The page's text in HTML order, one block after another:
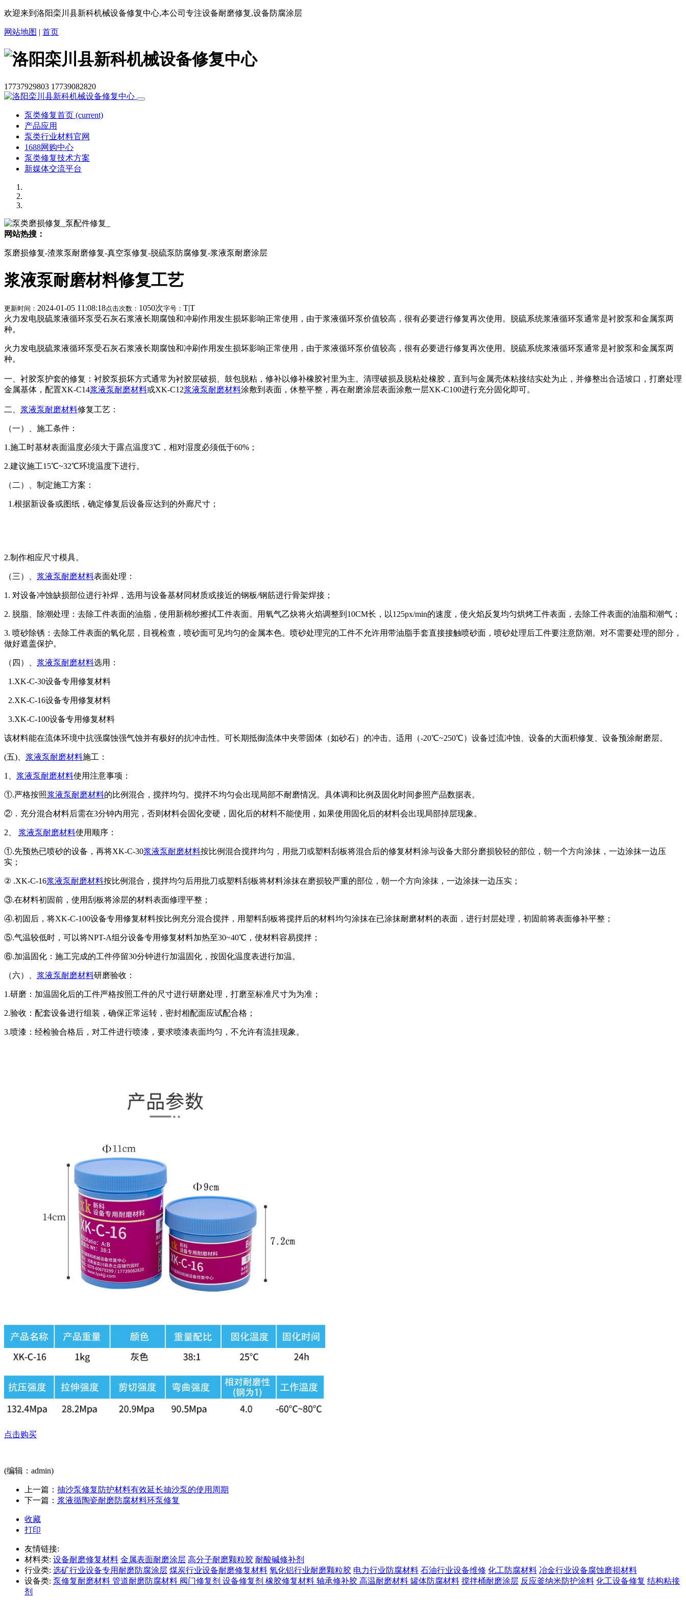
欢迎来到洛阳栾川县新科机械设备修复中心,本公司专注设备耐磨修复,设备防腐涂层
网站地图 | 首页
17737929803 17739082820
泵类修复首页 (current)
产品应用
泵类行业材料官网
1688网购中心
泵类修复技术方案
新媒体交流平台
网站热搜：
泵磨损修复-渣浆泵耐磨修复-真空泵修复-脱硫泵防腐修复-浆液泵耐磨涂层
浆液泵耐磨材料修复工艺
更新时间： 2024-01-05 11:08:18点击次数： 1050次字号： T|T
火力发电脱硫浆液循环泵受石灰石浆液长期腐蚀和冲刷作用发生损坏影响正常使用，由于浆液循环泵价值较高，很有必要进行修复再次使用。脱硫系统浆液循环泵通常是衬胶泵和金属泵两
种。
火力发电脱硫浆液循环泵受石灰石浆液长期腐蚀和冲刷作用发生损坏影响正常使用，由于浆液循环泵价值较高，很有必要进行修复再次使用。脱硫系统浆液循环泵通常是衬胶泵和金属泵两
种。
一、衬胶泵护套的修复：衬胶泵损坏方式通常为衬胶层破损、鼓包脱粘，修补以修补橡胶衬里为主。清理破损及脱粘处橡胶，直到与金属壳体粘接结实处为止，并修整出合适坡口，打磨处理
金属基体，配置XK-C14浆液泵耐磨材料或XK-C12浆液泵耐磨材料涂敷到表面，休整平整，再在耐磨涂层表面涂敷一层XK-C100进行充分固化即可。
二、 浆液泵耐磨材料修复工艺：
（一）、施工条件：
1.施工时基材表面温度必须大于露点温度3℃，相对湿度必须低于60%；
2.建议施工15℃~32℃环境温度下进行。
（二）、制定施工方案：
1.根据新设备或图纸，确定修复后设备应达到的外廊尺寸；
2.制作相应尺寸模具。
（三）、 浆液泵耐磨材料表面处理：
1. 对设备冲蚀缺损部位进行补焊，选用与设备基材同材质或接近的钢板/钢筋进行骨架焊接；
2. 脱脂、除潮处理：去除工件表面的油脂，使用新棉纱擦拭工件表面。用氧气乙炔将火焰调整到10CM长，以125px/min的速度，使火焰反复均匀烘烤工件表面，去除工件表面的油脂和潮气；
3. 喷砂除锈：去除工件表面的氧化层，目视检查，喷砂面可见均匀的金属本色。喷砂处理完的工件不允许用带油脂手套直接接触喷砂面，喷砂处理后工件要注意防潮。对不需要处理的部分，
做好遮盖保护。
（四）、 浆液泵耐磨材料选用：
1.XK-C-30设备专用修复材料
2.XK-C-16设备专用修复材料
3.XK-C-100设备专用修复材料
该材料能在流体环境中抗强腐蚀强气蚀并有极好的抗冲击性。可长期抵御流体中夹带固体（如砂石）的冲击。适用（-20℃~250℃）设备过流冲蚀、设备的大面积修复、设备预涂耐磨层。
(五)、 浆液泵耐磨材料施工：
1、 浆液泵耐磨材料使用注意事项：
①.严格按照浆液泵耐磨材料的比例混合，搅拌均匀。搅拌不均匀会出现局部不耐磨情况。具体调和比例及固化时间参照产品数据表。
②．充分混合材料后需在3分钟内用完，否则材料会固化变硬，固化后的材料不能使用，如果使用固化后的材料会出现局部掉层现象。
2、 浆液泵耐磨材料使用顺序：
①.先预热已喷砂的设备，再将XK-C-30浆液泵耐磨材料按比例混合搅拌均匀，用批刀或塑料刮板将混合后的修复材料涂与设备大部分磨损较轻的部位，朝一个方向涂抹，一边涂抹一边压
实；
② .XK-C-16浆液泵耐磨材料按比例混合，搅拌均匀后用批刀或塑料刮板将材料涂抹在磨损较严重的部位，朝一个方向涂抹，一边涂抹一边压实；
③.在材料初固前，使用刮板将涂层的材料表面修理平整；
④.初固后，将XK-C-100设备专用修复材料按比例充分混合搅拌，用塑料刮板将搅拌后的材料均匀涂抹在已涂抹耐磨材料的表面，进行封层处理，初固前将表面修补平整；
⑤.气温较低时，可以将NPT-A组分设备专用修复材料加热至30~40℃，使材料容易搅拌；
⑥.加温固化：施工完成的工件停留30分钟进行加温固化，按固化温度表进行加温。
（六）、 浆液泵耐磨材料研磨验收：
1.研磨：加温固化后的工件严格按照工件的尺寸进行研磨处理，打磨至标准尺寸为为准；
2.验收：配套设备进行组装，确保正常运转，密封相配面应试配合格；
3.喷漆：经检验合格后，对工件进行喷漆，要求喷漆表面均匀，不允许有流挂现象。
点击购买
(编辑：admin)
上一篇： 抽沙泵修复防护材料有效延长抽沙泵的使用周期
下一篇： 浆液循陶瓷耐磨防腐材料环泵修复
收藏
打印
友情链接:
材料类: 设备耐磨修复材料 金属表面耐磨涂层 高分子耐磨颗粒胶 耐酸碱修补剂
行业类: 选矿行业设备专用耐磨防腐涂层 煤炭行业设备耐磨修复材料 氧化铝行业耐磨颗粒胶 电力行业防腐材料 石油行业设备维修 化工防腐材料 冶金行业设备腐蚀磨损材料
设备类: 泵修复耐磨材料 管道耐磨防腐材料 阀门修复剂 设备修复剂 橡胶修复材料 轴承修补胶 高温耐磨材料 罐体防腐材料 搅拌桶耐磨涂层 反应釜纳米防护涂料 化工设备修复 结构粘接
剂